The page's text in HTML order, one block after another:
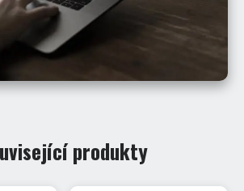
produkty